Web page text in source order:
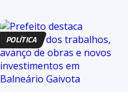
POLÍTICA